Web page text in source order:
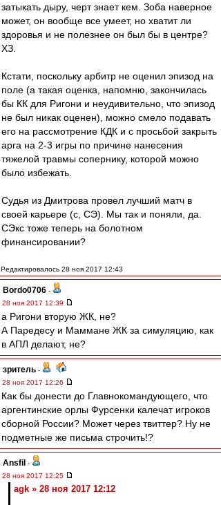
затыкать дыру, черт знает кем. Зоба наверное
может, он вообще все умеет, но хватит ли
здоровья и не полезнее он был бы в центре?
ХЗ.
Кстати, поскольку арбитр не оценил эпизод на
поле (а такая оценка, напомню, закончилась
бы КК для Ригони и неудивительно, что эпизод
не был никак оценен), можно смело подавать
его на рассмотрение КДК и с просьбой закрыть
арга на 2-3 игры по причине нанесения
тяжелой травмы сопернику, которой можно
было избежать.
Судья из Дмитрова провел лучший матч в
своей карьере (c, СЭ). Мы так и поняли, да.
СЭкс тоже теперь на болотном
финансировании?
Редактировалось 28 ноя 2017 12:43
Bordo0706 -
28 ноя 2017 12:39
а Ригони вторую ЖК, не?
А Паредесу и Маммане ЖК за симуляцию, как
в АПЛ делают, не?
зpитель -
28 ноя 2017 12:26
Как бы донести до Главнокомандующего, что
аргентинские орлы Фурсенки калечат игроков
сборной России? Может через твиттер? Ну не
подметные же письма строчить!?
Ansfil -
28 ноя 2017 12:25
agk » 28 ноя 2017 12:12